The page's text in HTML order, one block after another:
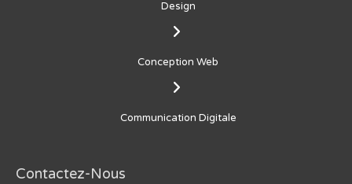
Design
Conception Web
Communication Digitale
Contactez-Nous